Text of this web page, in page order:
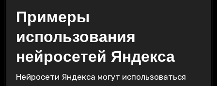
Примеры
использования
нейросетей Яндекса
Нейросети Яндекса могут использоваться